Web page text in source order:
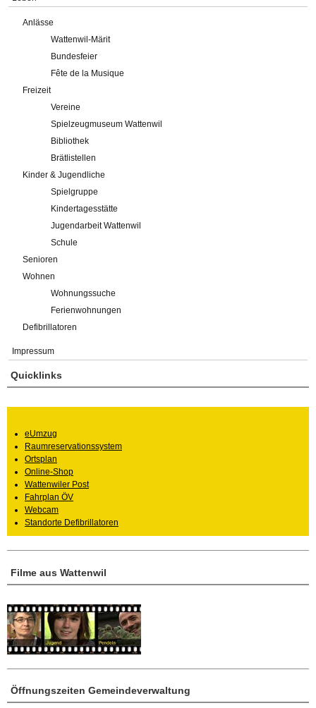
Anlässe
Wattenwil-Märit
Bundesfeier
Fête de la Musique
Freizeit
Vereine
Spielzeugmuseum Wattenwil
Bibliothek
Brätlistellen
Kinder & Jugendliche
Spielgruppe
Kindertagesstätte
Jugendarbeit Wattenwil
Schule
Senioren
Wohnen
Wohnungssuche
Ferienwohnungen
Defibrillatoren
Impressum
Öffnungszeiten Gemeindeverwaltung
Filme aus Wattenwil
Quicklinks
eUmzug
Raumreservationssystem
Ortsplan
Online-Shop
Wattenwiler Post
Fahrplan ÖV
Webcam
Standorte Defibrillatoren